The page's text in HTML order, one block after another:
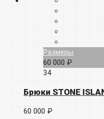
Размеры
60 000 ₽
34
Брюки STONE
60 000 ₽